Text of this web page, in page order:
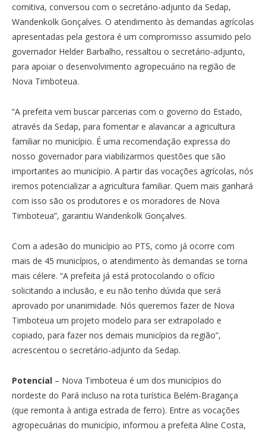
comitiva, conversou com o secretário-adjunto da Sedap,
Wandenkolk Gonçalves. O atendimento às demandas agrícolas
apresentadas pela gestora é um compromisso assumido pelo
governador Helder Barbalho, ressaltou o secretário-adjunto,
para apoiar o desenvolvimento agropecuário na região de
Nova Timboteua.
“A prefeita vem buscar parcerias com o governo do Estado,
através da Sedap, para fomentar e alavancar a agricultura
familiar no município. É uma recomendação expressa do
nosso governador para viabilizarmos questões que são
importantes ao município. A partir das vocações agrícolas, nós
iremos potencializar a agricultura familiar. Quem mais ganhará
com isso são os produtores e os moradores de Nova
Timboteua”, garantiu Wandenkolk Gonçalves.
Com a adesão do município ao PTS, como já ocorre com
mais de 45 municípios, o atendimento às demandas se torna
mais célere. “A prefeita já está protocolando o ofício
solicitando a inclusão, e eu não tenho dúvida que será
aprovado por unanimidade. Nós queremos fazer de Nova
Timboteua um projeto modelo para ser extrapolado e
copiado, para fazer nos demais municípios da região”,
acrescentou o secretário-adjunto da Sedap.
Potencial – Nova Timboteua é um dos municípios do
nordeste do Pará incluso na rota turística Belém-Bragança
(que remonta à antiga estrada de ferro). Entre as vocações
agropecuárias do município, informou a prefeita Aline Costa,